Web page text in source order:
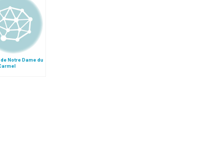
Notre Dame du